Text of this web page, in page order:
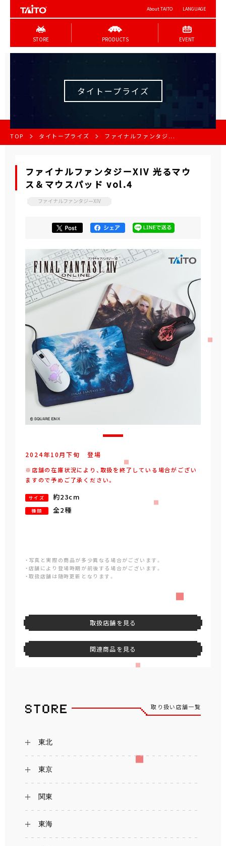
About TAITO LANGUAGE
STORE PRODUCTS EVENT
タイトープライズ
TOP タイトープライズ ファイナルファンタジ...
ファイナルファンタジーXIV 光るマウ
ス＆マウスパッド vol.4
ファイナルファンタジーXIV
2024年10月下旬 登場
※店舗の在庫状況により、取扱を終了している場合がござい
ますので予めご了承ください。
サイズ 約23cm
種類 全2種
・写真と実際の商品が多少異なる場合がございます。
・店舗により登場時期が前後する場合がございます。
・取扱店舗は随時更新となります。
取扱店舗を見る
関連商品を見る
取り扱い店舗一覧
東北
東京
関東
東海